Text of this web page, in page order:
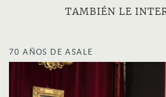
TAMBIÉN LE
70 AÑOS DE ASALE